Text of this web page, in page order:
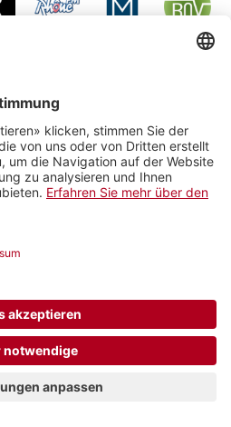
RNV -
Radio
grenzenlos
La Fabrik
4 Radio Life
Channel Vostok